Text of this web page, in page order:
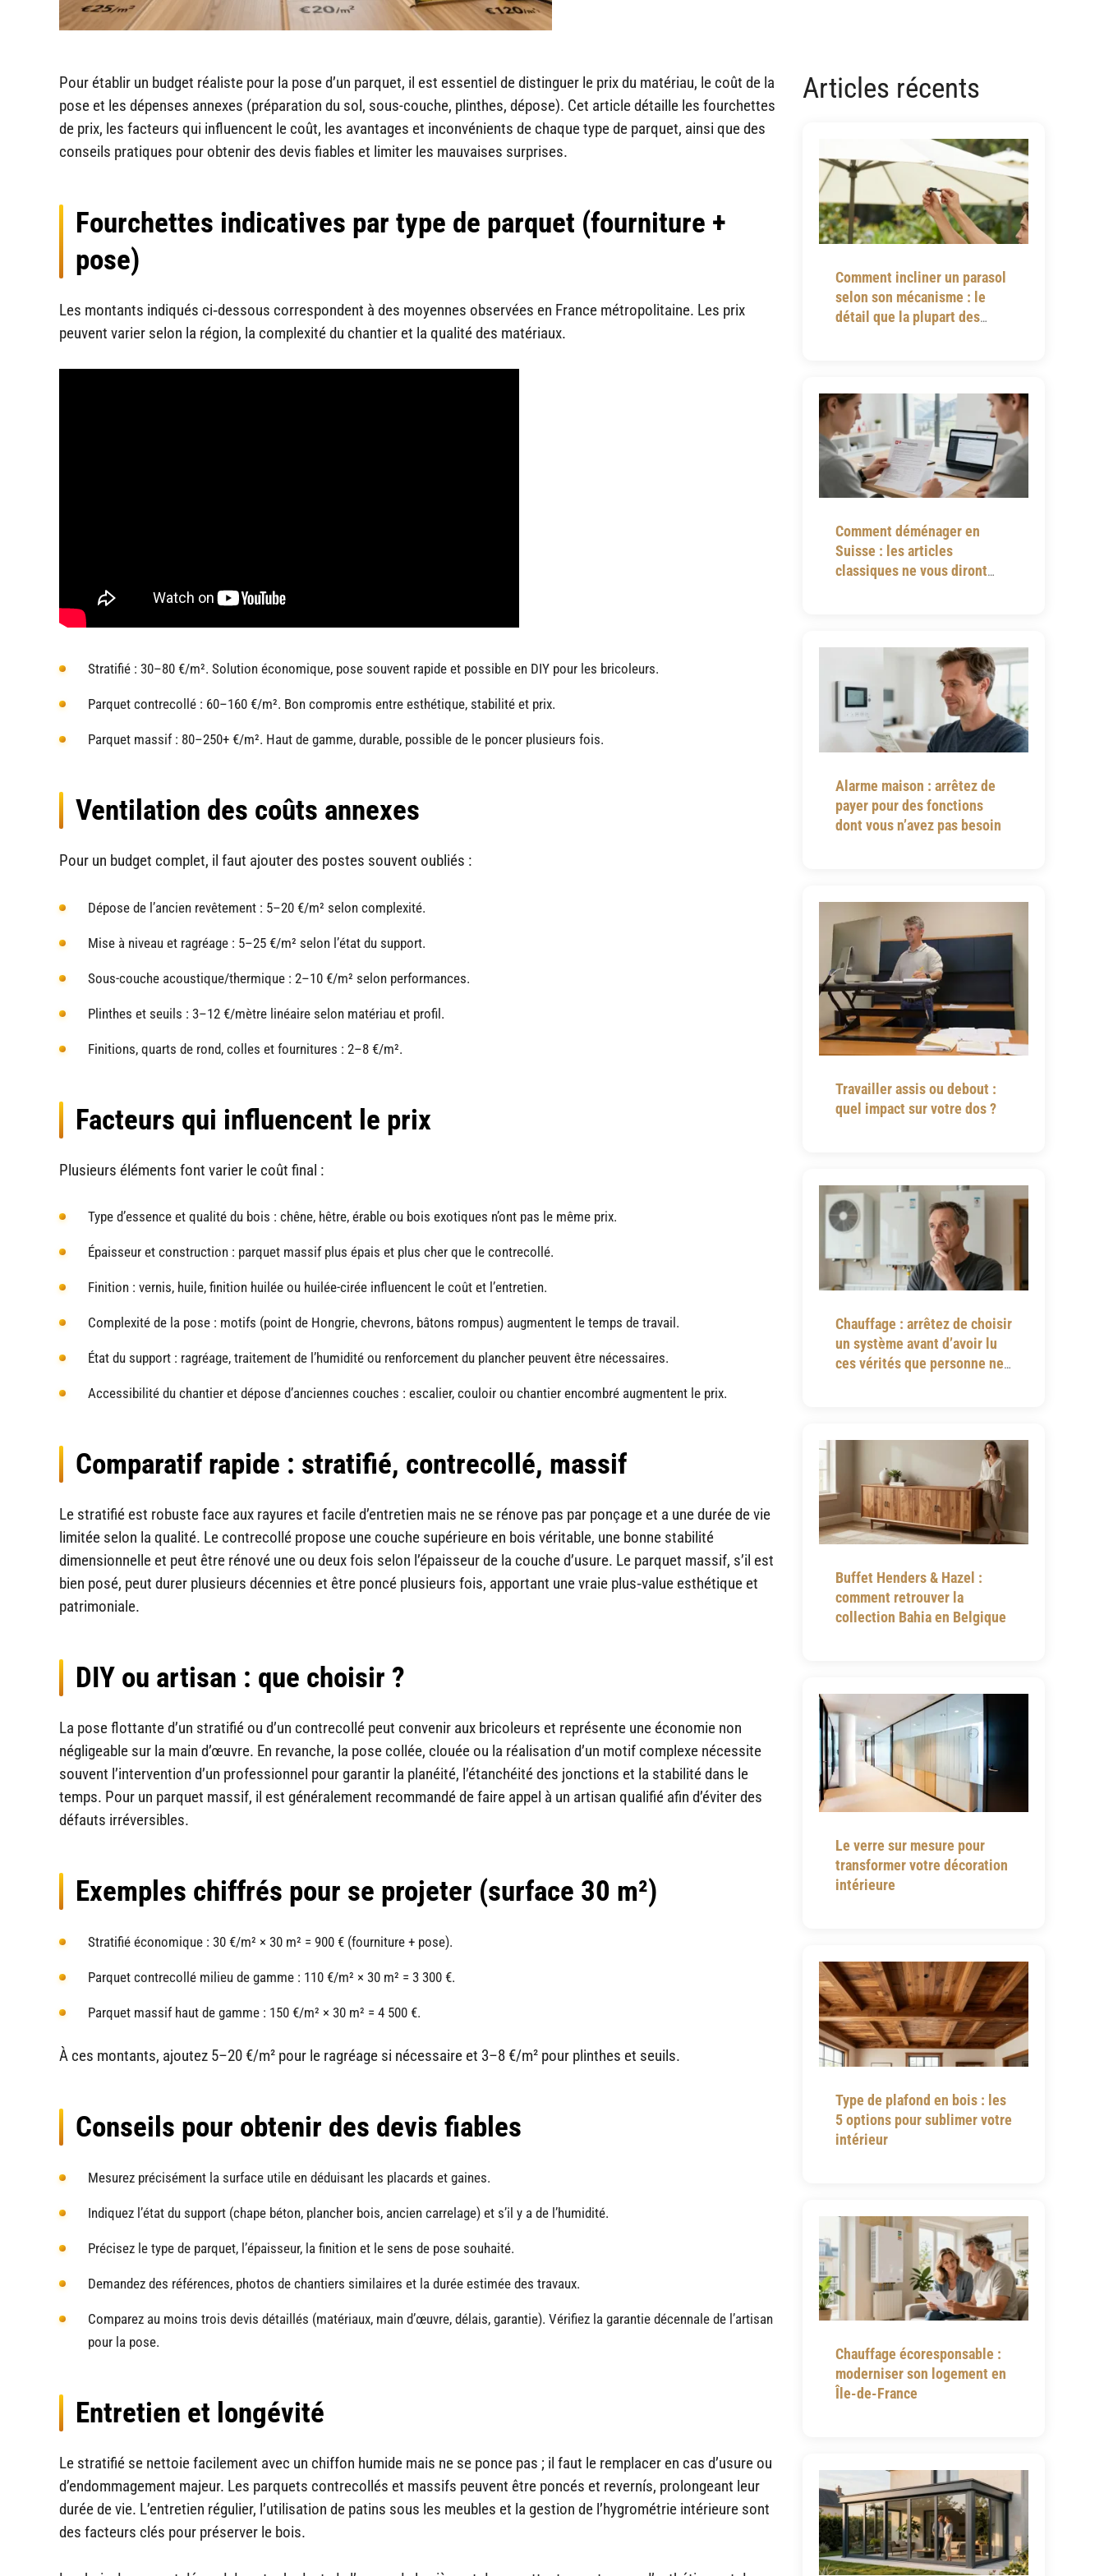
Pour établir un budget réaliste pour la pose d’un parquet, il est essentiel de distinguer le prix du matériau, le coût de la
pose et les dépenses annexes (préparation du sol, sous-couche, plinthes, dépose). Cet article détaille les fourchettes
de prix, les facteurs qui influencent le coût, les avantages et inconvénients de chaque type de parquet, ainsi que des
conseils pratiques pour obtenir des devis fiables et limiter les mauvaises surprises.
Fourchettes indicatives par type de parquet (fourniture +
pose)
Les montants indiqués ci‑dessous correspondent à des moyennes observées en France métropolitaine. Les prix
peuvent varier selon la région, la complexité du chantier et la qualité des matériaux.
Stratifié : 30–80 €/m². Solution économique, pose souvent rapide et possible en DIY pour les bricoleurs.
Parquet contrecollé : 60–160 €/m². Bon compromis entre esthétique, stabilité et prix.
Parquet massif : 80–250+ €/m². Haut de gamme, durable, possible de le poncer plusieurs fois.
Ventilation des coûts annexes
Pour un budget complet, il faut ajouter des postes souvent oubliés :
Dépose de l’ancien revêtement : 5–20 €/m² selon complexité.
Mise à niveau et ragréage : 5–25 €/m² selon l’état du support.
Sous-couche acoustique/thermique : 2–10 €/m² selon performances.
Plinthes et seuils : 3–12 €/mètre linéaire selon matériau et profil.
Finitions, quarts de rond, colles et fournitures : 2–8 €/m².
Facteurs qui influencent le prix
Plusieurs éléments font varier le coût final :
Type d’essence et qualité du bois : chêne, hêtre, érable ou bois exotiques n’ont pas le même prix.
Épaisseur et construction : parquet massif plus épais et plus cher que le contrecollé.
Finition : vernis, huile, finition huilée ou huilée-cirée influencent le coût et l’entretien.
Complexité de la pose : motifs (point de Hongrie, chevrons, bâtons rompus) augmentent le temps de travail.
État du support : ragréage, traitement de l’humidité ou renforcement du plancher peuvent être nécessaires.
Accessibilité du chantier et dépose d’anciennes couches : escalier, couloir ou chantier encombré augmentent le prix.
Comparatif rapide : stratifié, contrecollé, massif
Le stratifié est robuste face aux rayures et facile d’entretien mais ne se rénove pas par ponçage et a une durée de vie
limitée selon la qualité. Le contrecollé propose une couche supérieure en bois véritable, une bonne stabilité
dimensionnelle et peut être rénové une ou deux fois selon l’épaisseur de la couche d’usure. Le parquet massif, s’il est
bien posé, peut durer plusieurs décennies et être poncé plusieurs fois, apportant une vraie plus‑value esthétique et
patrimoniale.
DIY ou artisan : que choisir ?
La pose flottante d’un stratifié ou d’un contrecollé peut convenir aux bricoleurs et représente une économie non
négligeable sur la main d’œuvre. En revanche, la pose collée, clouée ou la réalisation d’un motif complexe nécessite
souvent l’intervention d’un professionnel pour garantir la planéité, l’étanchéité des jonctions et la stabilité dans le
temps. Pour un parquet massif, il est généralement recommandé de faire appel à un artisan qualifié afin d’éviter des
défauts irréversibles.
Exemples chiffrés pour se projeter (surface 30 m²)
Stratifié économique : 30 €/m² × 30 m² = 900 € (fourniture + pose).
Parquet contrecollé milieu de gamme : 110 €/m² × 30 m² = 3 300 €.
Parquet massif haut de gamme : 150 €/m² × 30 m² = 4 500 €.
À ces montants, ajoutez 5–20 €/m² pour le ragréage si nécessaire et 3–8 €/m² pour plinthes et seuils.
Conseils pour obtenir des devis fiables
Mesurez précisément la surface utile en déduisant les placards et gaines.
Indiquez l’état du support (chape béton, plancher bois, ancien carrelage) et s’il y a de l’humidité.
Précisez le type de parquet, l’épaisseur, la finition et le sens de pose souhaité.
Demandez des références, photos de chantiers similaires et la durée estimée des travaux.
Comparez au moins trois devis détaillés (matériaux, main d’œuvre, délais, garantie). Vérifiez la garantie décennale de l’artisan
pour la pose.
Entretien et longévité
Le stratifié se nettoie facilement avec un chiffon humide mais ne se ponce pas ; il faut le remplacer en cas d’usure ou
d’endommagement majeur. Les parquets contrecollés et massifs peuvent être poncés et revernís, prolongeant leur
durée de vie. L’entretien régulier, l’utilisation de patins sous les meubles et la gestion de l’hygrométrie intérieure sont
des facteurs clés pour préserver le bois.
Articles récents
Comment incliner un parasol
selon son mécanisme : le
détail que la plupart des
Comment déménager en
Suisse : les articles
classiques ne vous diront
Alarme maison : arrêtez de
payer pour des fonctions
dont vous n’avez pas besoin
Travailler assis ou debout :
quel impact sur votre dos ?
Chauffage : arrêtez de choisir
un système avant d’avoir lu
ces vérités que personne ne
Buffet Henders & Hazel :
comment retrouver la
collection Bahia en Belgique
Le verre sur mesure pour
transformer votre décoration
intérieure
Type de plafond en bois : les
5 options pour sublimer votre
intérieur
Chauffage écoresponsable :
moderniser son logement en
Île-de-France